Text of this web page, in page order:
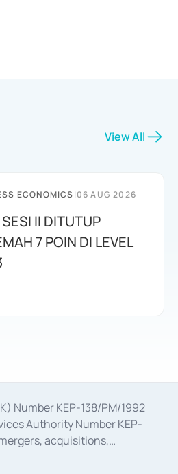
View All
ECONOMICS|06 AUG 2026
II DITUTUP
7 POIN DI LEVEL
Number KEP-138/PM/1992
Authority Number KEP-
acquisitions,
license as a provider of